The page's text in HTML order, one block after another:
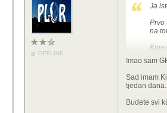
OFFLINE
Ja
Prvo
na
Imao sam
Sad imam
tjedan dana.
Budete svi